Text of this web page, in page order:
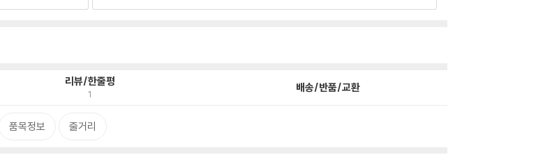
리뷰/한줄평
1 배송/반품/교환
품목정보 줄거리